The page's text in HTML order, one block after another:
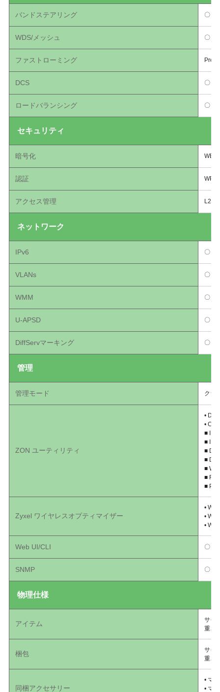
バンドステアリング 〇
WDS/メッシュ 〇
ファストローミング Pre-
DCS 〇
ロードバランシング 〇
セキュリティ
暗号化
認証
アクセス管理 L2-
ネットワーク
IPv6 〇
VLANs 〇
WMM 〇
U-APSD 〇
DiffServマーキング 〇
管理
管理モード クラ
ZON ユーティリティ
•
•
■ IP
■ IP
■
■
■
■
■
Zyxel ワイヤレスオプティマイザー
•
•
•
Web UI/CLI 〇
SNMP 〇
物理仕様
アイテム
サイ
重さ
梱包
サイ
重さ
同梱アクセサリー
• マ
• マ